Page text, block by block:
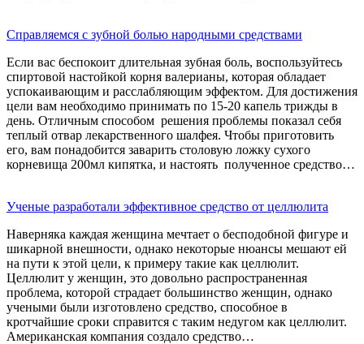
Справляемся с зубной болью народными средствами
Если вас беспокоит длительная зубная боль, воспользуйтесь
спиртовой настойкой корня валерианы, которая обладает
успокаивающим и расслабляющим эффектом. Для достижения
цели вам необходимо принимать по 15-20 капель трижды в
день. Отличным способом решения проблемы показал себя
теплый отвар лекарственного шалфея. Чтобы приготовить
его, вам понадобится заварить столовую ложку сухого
корневища 200мл кипятка, и настоять полученное средство…
Ученые разработали эффективное средство от целлюлита
Наверняка каждая женщина мечтает о бесподобной фигуре и
шикарной внешности, однако некоторые нюансы мешают ей
на пути к этой цели, к примеру такие как целлюлит.
Целлюлит у женщин, это довольно распространенная
проблема, которой страдает большинство женщин, однако
учеными были изготовлено средство, способное в
кротчайшие сроки справится с таким недугом как целлюлит.
Американская компания создало средство…